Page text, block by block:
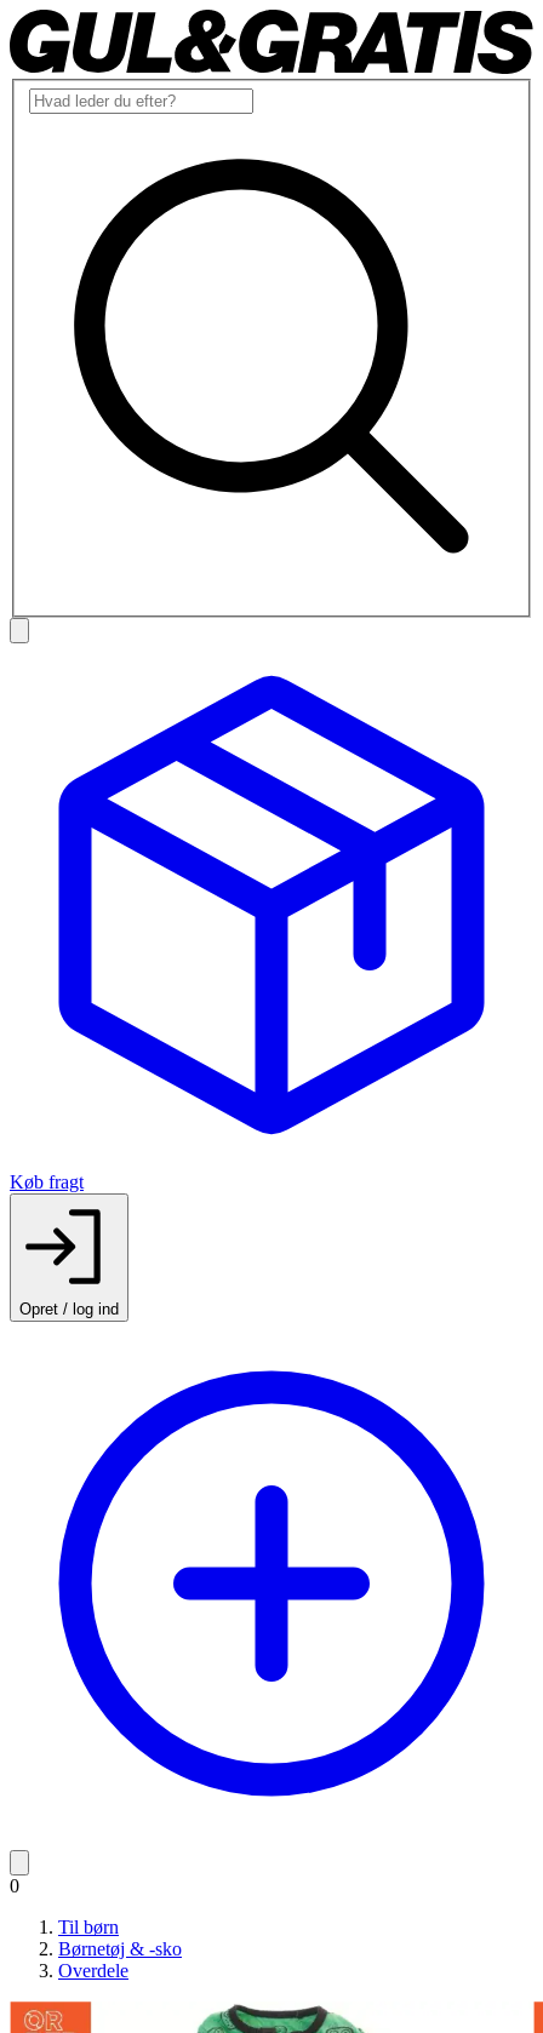
Køb fragt
Opret / log ind
0
Til børn
Børnetøj & -sko
Overdele